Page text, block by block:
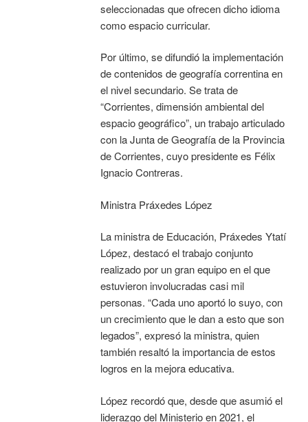
seleccionadas que ofrecen dicho idioma
como espacio curricular.
Por último, se difundió la implementación
de contenidos de geografía correntina en
el nivel secundario. Se trata de
“Corrientes, dimensión ambiental del
espacio geográfico”, un trabajo articulado
con la Junta de Geografía de la Provincia
de Corrientes, cuyo presidente es Félix
Ignacio Contreras.
Ministra Práxedes López
La ministra de Educación, Práxedes Ytatí
López, destacó el trabajo conjunto
realizado por un gran equipo en el que
estuvieron involucradas casi mil
personas. “Cada uno aportó lo suyo, con
un crecimiento que le dan a esto que son
legados”, expresó la ministra, quien
también resaltó la importancia de estos
logros en la mejora educativa.
López recordó que, desde que asumió el
liderazgo del Ministerio en 2021, el